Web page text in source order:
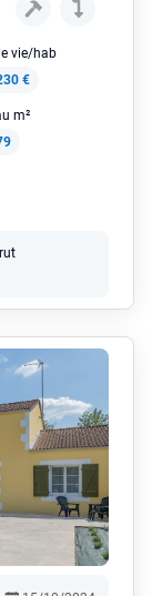
vie/hab
€
m²